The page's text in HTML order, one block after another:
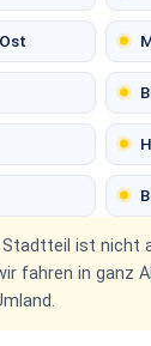
Stadtteil ist nicht
fahren in ganz